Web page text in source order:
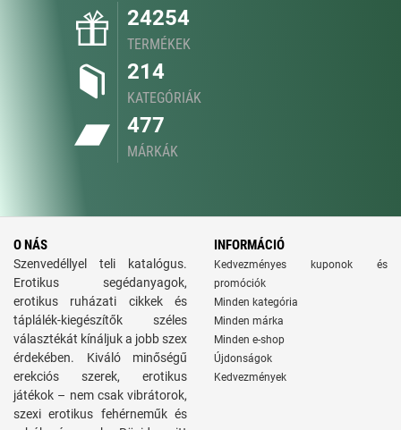
24254
TERMÉKEK
214
KATEGÓRIÁK
477
MÁRKÁK
O NÁS
Szenvedéllyel teli katalógus.
Erotikus segédanyagok,
erotikus ruházati cikkek és
táplálék-kiegészítők széles
választékát kínáljuk a jobb szex
érdekében. Kiváló minőségű
erekciós szerek, erotikus
játékok – nem csak vibrátorok,
szexi erotikus fehérneműk és
INFORMÁCIÓ
Kedvezményes kuponok és
promóciók
Minden kategória
Minden márka
Minden e-shop
Újdonságok
Kedvezmények